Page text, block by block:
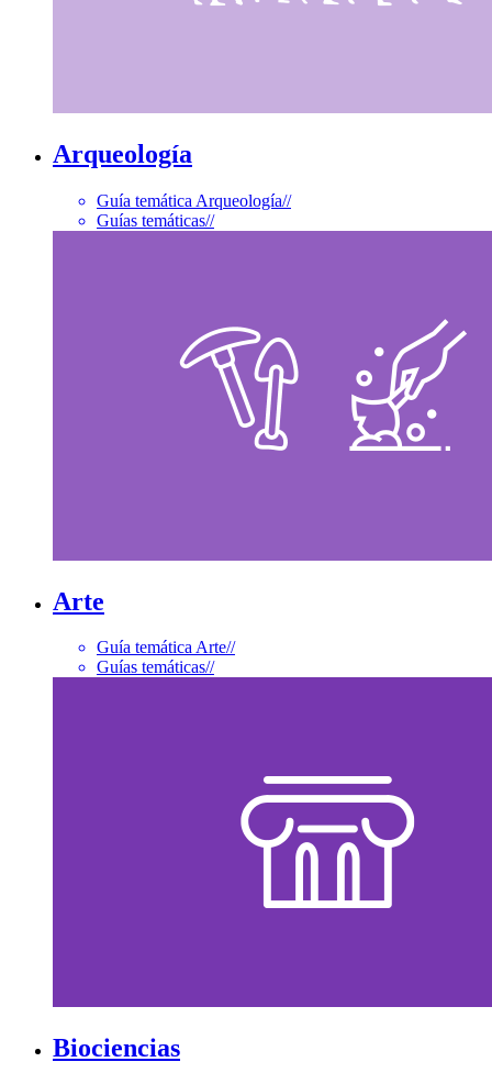
Arqueología
Guía temática Arqueología//
Guías temáticas//
Arte
Guía temática Arte//
Guías temáticas//
Biociencias